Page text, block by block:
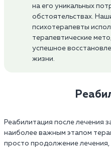
на его уникальных
обстоятельствах.
психотерапевты
терапевтические
успешное
жизни.
Реабилитация после лечения
наиболее важным этапом
просто продолжение лечения,